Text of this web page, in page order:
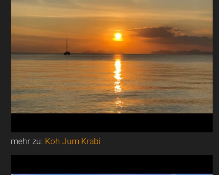
mehr zu: Koh Jum Krabi